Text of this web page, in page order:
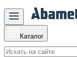
Каталог